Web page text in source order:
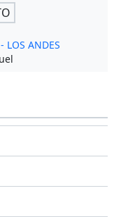
ANDES